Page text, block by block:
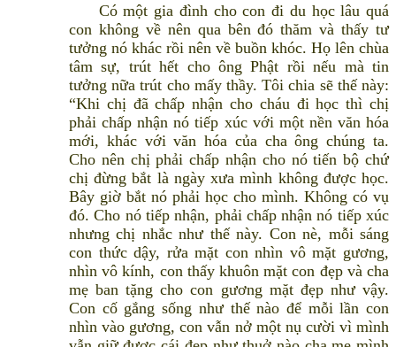
Có một gia đình cho con đi du học lâu quá
con không về nên qua bên đó thăm và thấy tư
tưởng nó khác rồi nên về buồn khóc. Họ lên chùa
tâm sự, trút hết cho ông Phật rồi nếu mà tin
tưởng nữa trút cho mấy thầy. Tôi chia sẽ thế này:
“Khi chị đã chấp nhận cho cháu đi học thì chị
phải chấp nhận nó tiếp xúc với một nền văn hóa
mới, khác với văn hóa của cha ông chúng ta.
Cho nên chị phải chấp nhận cho nó tiến bộ chứ
chị đừng bắt là ngày xưa mình không được học.
Bây giờ bắt nó phải học cho mình. Không có vụ
đó. Cho nó tiếp nhận, phải chấp nhận nó tiếp xúc
nhưng chị nhắc như thế này. Con nè, mỗi sáng
con thức dậy, rửa mặt con nhìn vô mặt gương,
nhìn vô kính, con thấy khuôn mặt con đẹp và cha
mẹ ban tặng cho con gương mặt đẹp như vậy.
Con cố gắng sống như thế nào để mỗi lần con
nhìn vào gương, con vẫn nở một nụ cười vì mình